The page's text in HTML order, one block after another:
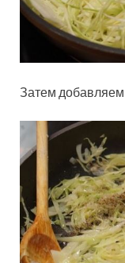
Затем добавляем